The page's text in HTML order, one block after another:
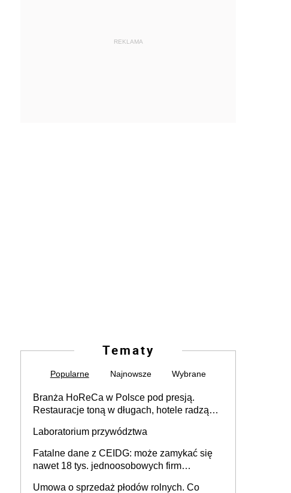
REKLAMA
Tematy
Popularne Najnowsze Wybrane
Branża HoReCa w Polsce pod presją.
Restauracje toną w długach, hotele radzą
Laboratorium przywództwa
Fatalne dane z CEIDG: może zamykać się
nawet 18 tys. jednoosobowych firm
Umowa o sprzedaż płodów rolnych. Co